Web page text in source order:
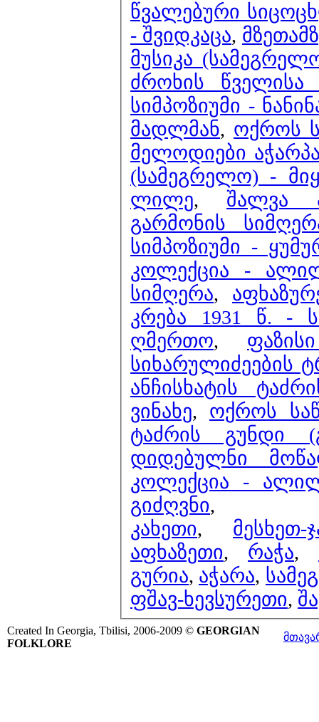
წვალებური
- შვიდკაცა,
მუსიკა
ძროხის წველისა
სიმპოზიუმი -
მადლმან, ოქროს
მელოდიები
(სამეგრელო) -
ლილე, შალვა
გარმონის
სიმპოზიუმი -
კოლექცია -
სიმღერა,
კრება 1931 წ. -
ღმერთო,
სიხარულიძეების
ანჩისხატის
ვინახე, ოქროს
ტაძრის გუნდი
დიდებულნი
კოლექცია -
გიძღვნი,
კახეთი, მესხეთ-
აფხაზეთი, რაჭა,
გურია, აჭარა,
ფშავ-ხევსურეთი,
Created In Georgia, Tbilisi, 2006-2009 © GEORGIAN
FOLKLORE